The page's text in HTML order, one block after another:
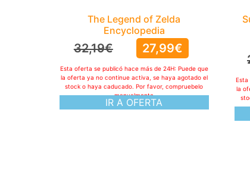
The Legend of Zelda
Encyclopedia
32,19€ 27,99€
IR A OFERTA
Esta oferta se publicó hace más de 24H: Puede que
la oferta ya no continue activa, se haya agotado el
stock o haya caducado. Por favor, compruebelo
manualmente
Esta
la